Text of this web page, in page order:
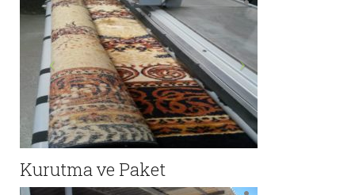
Kurutma ve Paket